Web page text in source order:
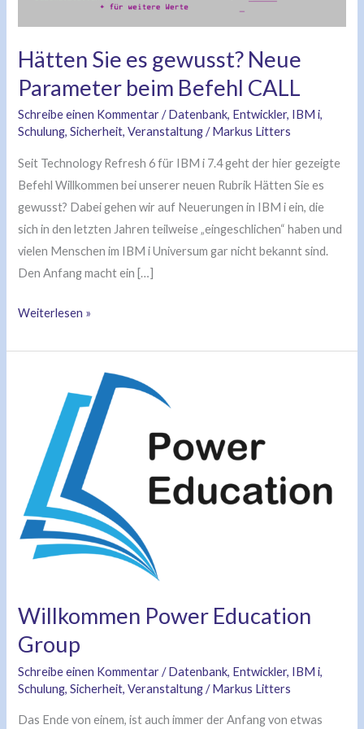
Hätten Sie es gewusst? Neue
Parameter beim Befehl CALL
Schreibe einen Kommentar /Datenbank, Entwickler, IBM i,
Schulung,Sicherheit,Veranstaltung/Markus Litters
Seit Technology Refresh 6 für IBM i 7.4 geht der hier gezeigte
Befehl Willkommen bei unserer neuen Rubrik Hätten Sie es
gewusst? Dabei gehen wir auf Neuerungen in IBM i ein, die
sich in den letzten Jahren teilweise „eingeschlichen“ haben und
vielen Menschen im IBM i Universum gar nicht bekannt sind.
Den Anfang macht ein […]
CALL
Weiterlesen »
Willkommen Power Education
Group
Schreibe einen Kommentar /Datenbank, Entwickler, IBM i,
Schulung,Sicherheit,Veranstaltung/Markus Litters
Das Ende von einem, ist auch immer der Anfang von etwas
Education
Group